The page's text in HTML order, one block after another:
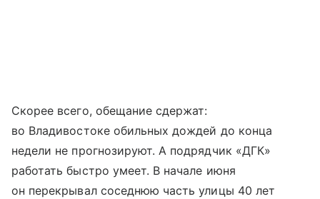
Скорее всего, обещание сдержат:
во Владивостоке обильных дождей до конца
недели не прогнозируют. А подрядчик «ДГК»
работать быстро умеет. В начале июня
он перекрывал соседнюю часть улицы 40 лет